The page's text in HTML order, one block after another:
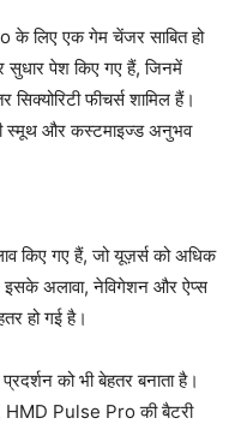
लिए एक गेम चेंजर साबित हो
पेश किए गए हैं, जिनमें
फीचर्स शामिल हैं।
स्मूथ और कस्टमाइज्ड अनुभव
किए गए हैं, जो यूज़र्स को अधिक
अलावा, नेविगेशन और ऐप्स
हो गई है।
को भी बेहतर बनाता है।
HMD Pulse Pro की बैटरी